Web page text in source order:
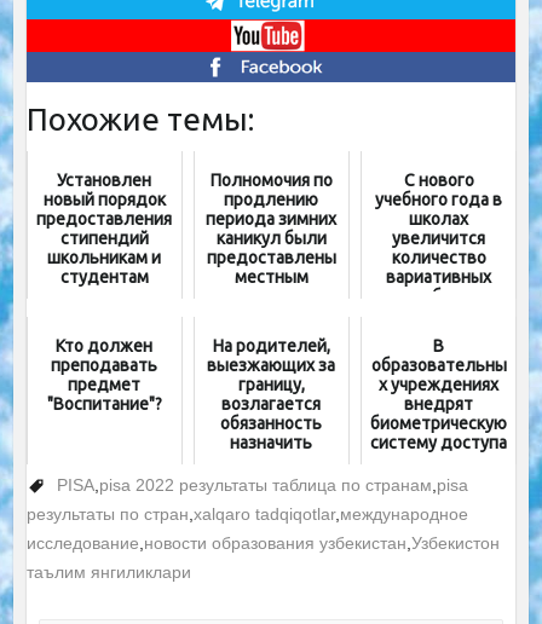
Похожие темы:
Установлен
новый порядок
предоставления
стипендий
школьникам и
студентам
Полномочия по
продлению
периода зимних
каникул были
предоставлены
местным
С нового
учебного года в
школах
увеличится
количество
вариативных
учебных
Кто должен
преподавать
предмет
"Воспитание"?
На родителей,
выезжающих за
границу,
возлагается
обязанность
назначить
детям
В
образовательны
х учреждениях
внедрят
биометрическую
систему доступа
кнопки»
PISA,pisa 2022 результаты таблица по странам,pisa
результаты по стран,xalqaro tadqiqotlar,международное
исследование,новости образования узбекистан,Узбекистон
таълим янгиликлари